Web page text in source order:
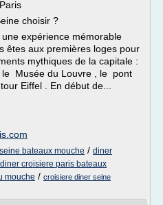
choisir ?
expérience mémorable
êtes aux premières loges pour
mythiques de la capitale :
Musée du Louvre , le pont
Eiffel . En début de...
bateaux mouche / diner
diner croisiere paris bateaux
mouche / croisiere diner seine